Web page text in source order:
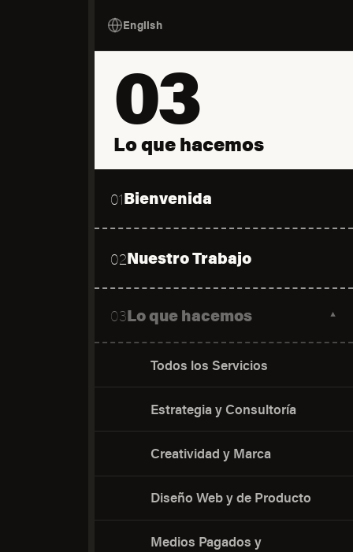
English
03
Lo que hacemos
01Bienvenida
02Nuestro Trabajo
03Lo que hacemos ▼
Todos los Servicios
Estrategia y Consultoría
Creatividad y Marca
Diseño Web y de Producto
Medios Pagados y